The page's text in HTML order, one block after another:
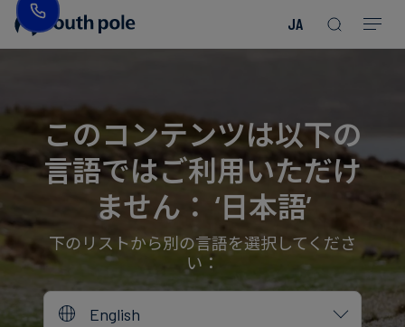
JA
役
員
紹
介
所
ァ
ッ
シ
ョ
ン
エ
ク
ト
を
見
る
レ
ポ
ー
ト
後
Read more
Read more
Read more
Read more
Read more
Read more
Read more
Read more
Read more Read more
このコンテンツは以下の
言語ではご利用いただけ
ません： ‘日本語’
下のリストから別の言語を選択してくださ
い：
English